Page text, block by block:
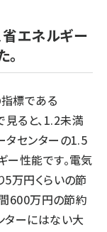
エネルギー
標である
ると、1.2未満
タセンターの1.5
ー性能です。電気
万円くらいの節
600万円の節約
ターにはない大